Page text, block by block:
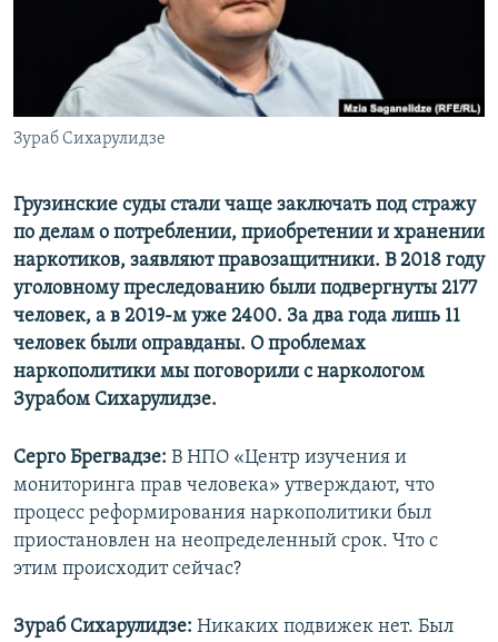
ГОЛОСА
ЧИТАЕМ ПРЕССУ
АРХИВ РАДИОПРОГРАММЫ
Все сайты РСЕ/РС
Зураб Сихарулидзе
Грузинские суды стали чаще заключать под стражу
по делам о потреблении, приобретении и хранении
наркотиков, заявляют правозащитники. В 2018 году
уголовному преследованию были подвергнуты 2177
человек, а в 2019-м уже 2400. За два года лишь 11
человек были оправданы. О проблемах
наркополитики мы поговорили с наркологом
Зурабом Сихарулидзе.
Серго Брегвадзе: В НПО «Центр изучения и
мониторинга прав человека» утверждают, что
процесс реформирования наркополитики был
приостановлен на неопределенный срок. Что с
этим происходит сейчас?
Зураб Сихарулидзе: Никаких подвижек нет. Был